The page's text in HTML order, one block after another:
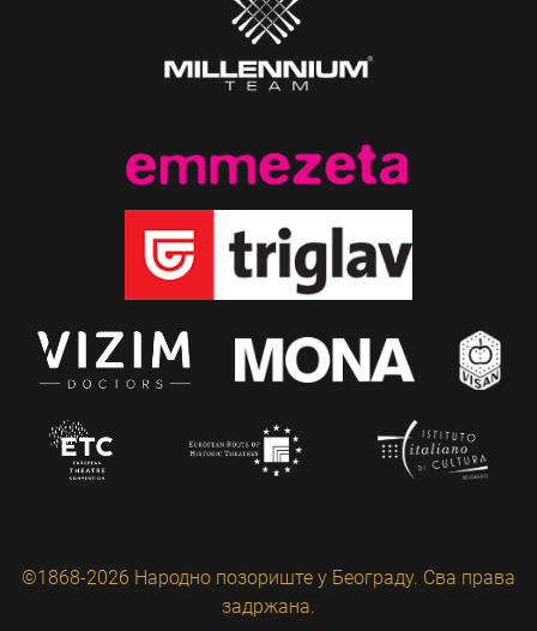
©1868-2026 Народно позориште у Београду. Сва права
задржана.